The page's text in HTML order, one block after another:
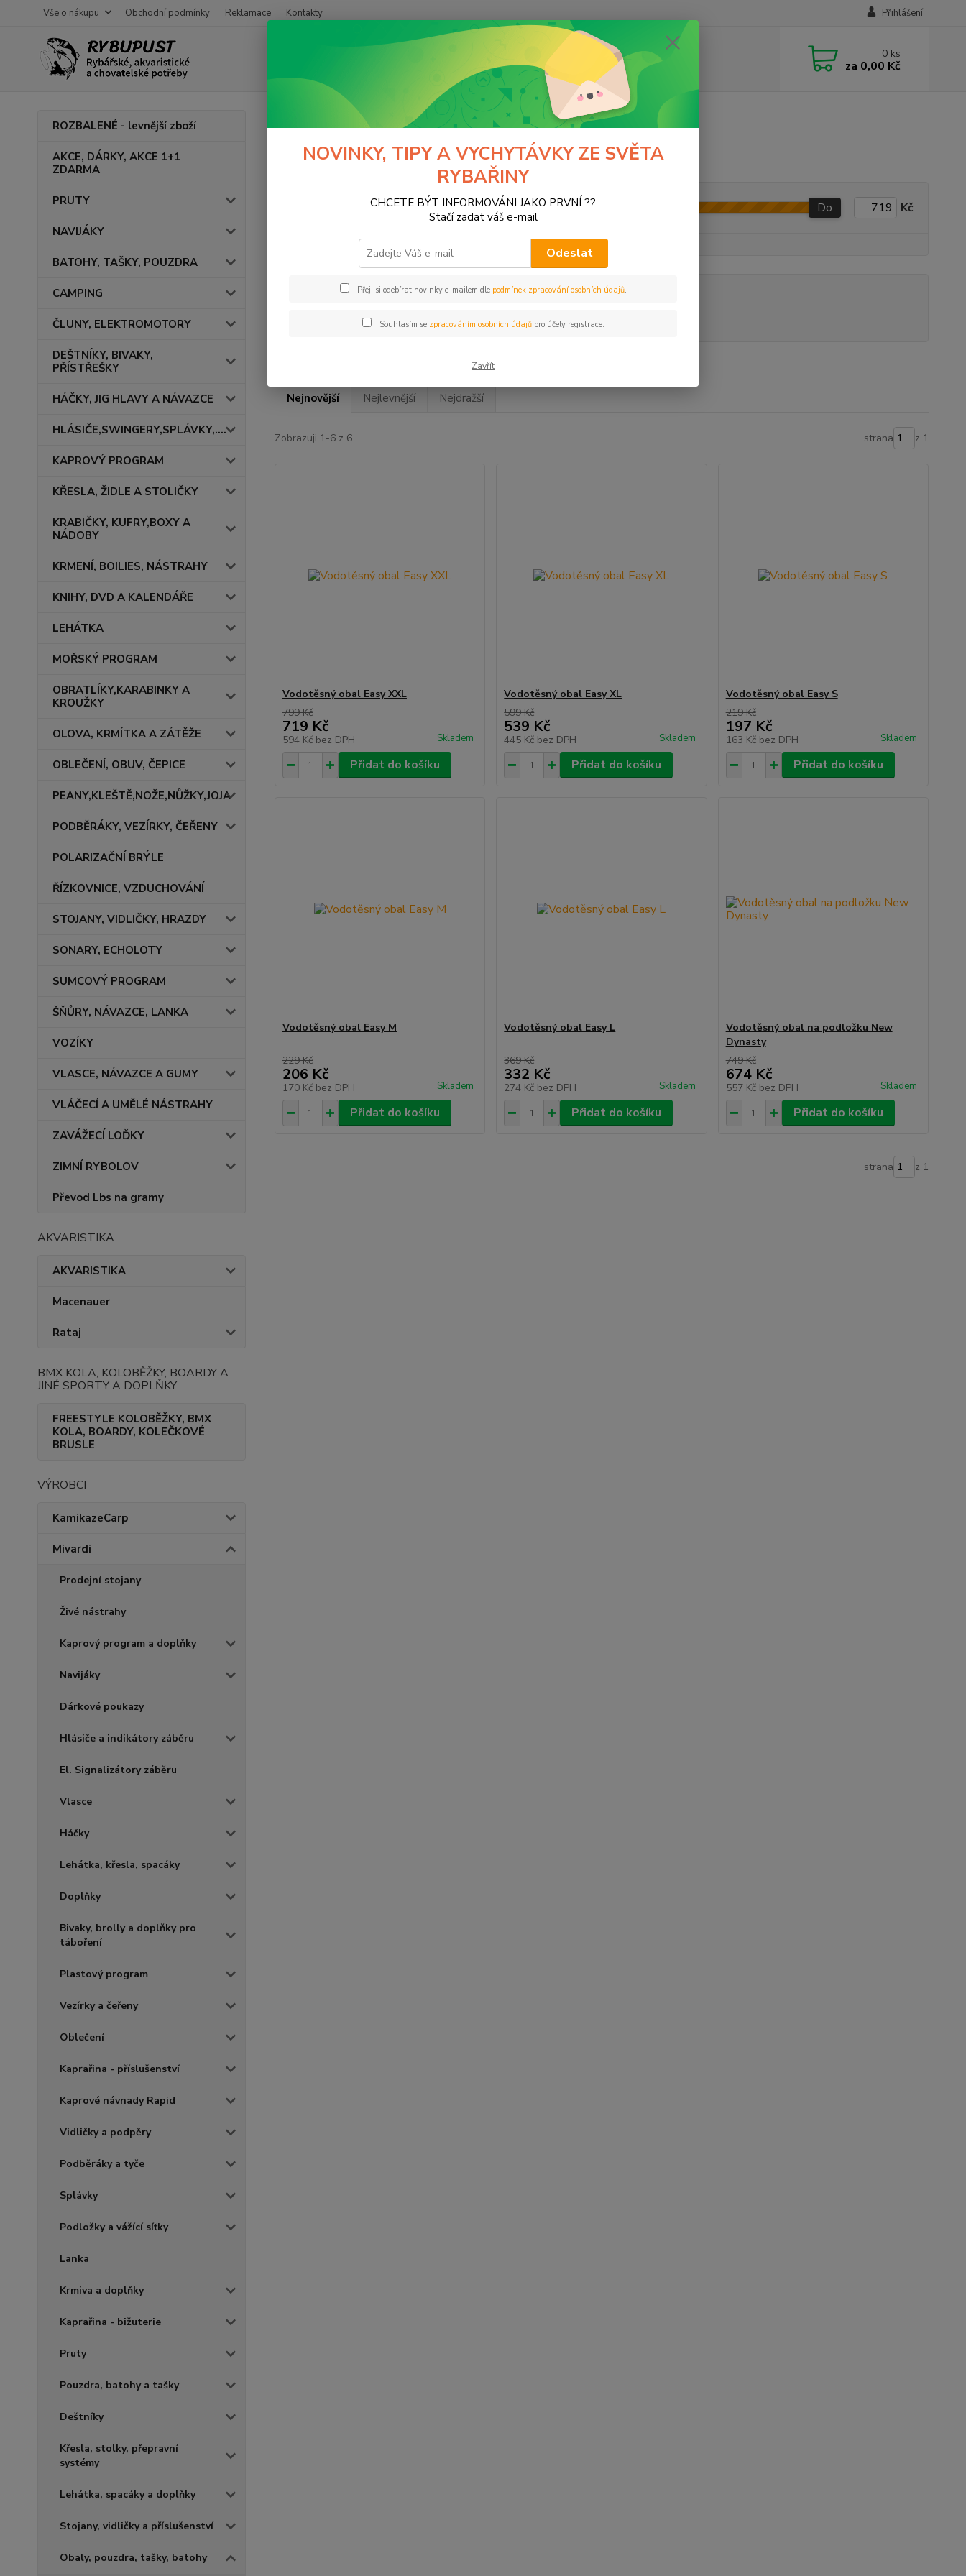
Vše o nákupu Obchodní podmínky Reklamace Kontakty Přihlášení
0 ks
za 0,00 Kč
ROZBALENÉ - levnější zboží
AKCE, DÁRKY, AKCE 1+1
ZDARMA
PRUTY
NAVIJÁKY
BATOHY, TAŠKY, POUZDRA
CAMPING
ČLUNY, ELEKTROMOTORY
DEŠTNÍKY, BIVAKY,
PŘÍSTŘEŠKY
HÁČKY, JIG HLAVY A NÁVAZCE
HLÁSIČE,SWINGERY,SPLÁVKY,....
KAPROVÝ PROGRAM
KŘESLA, ŽIDLE A STOLIČKY
KRABIČKY, KUFRY,BOXY A
NÁDOBY
KRMENÍ, BOILIES, NÁSTRAHY
KNIHY, DVD A KALENDÁŘE
LEHÁTKA
MOŘSKÝ PROGRAM
OBRATLÍKY,KARABINKY A
KROUŽKY
OLOVA, KRMÍTKA A ZÁTĚŽE
OBLEČENÍ, OBUV, ČEPICE
PEANY,KLEŠTĚ,NOŽE,NŮŽKY,JOJA
PODBĚRÁKY, VEZÍRKY, ČEŘENY
POLARIZAČNÍ BRÝLE
ŘÍZKOVNICE, VZDUCHOVÁNÍ
STOJANY, VIDLIČKY, HRAZDY
SONARY, ECHOLOTY
SUMCOVÝ PROGRAM
ŠŇŮRY, NÁVAZCE, LANKA
VOZÍKY
VLASCE, NÁVAZCE A GUMY
VLÁČECÍ A UMĚLÉ NÁSTRAHY
ZAVÁŽECÍ LOĎKY
ZIMNÍ RYBOLOV
Převod Lbs na gramy
AKVARISTIKA
AKVARISTIKA
Macenauer
Rataj
BMX KOLA, KOLOBĚŽKY, BOARDY A
JINÉ SPORTY A DOPLŇKY
FREESTYLE KOLOBĚŽKY, BMX
KOLA, BOARDY, KOLEČKOVÉ
BRUSLE
VÝROBCI
KamikazeCarp
Mivardi
Prodejní stojany
Živé nástrahy
Kaprový program a doplňky
Navijáky
Dárkové poukazy
Hlásiče a indikátory záběru
El. Signalizátory záběru
Vlasce
Háčky
Lehátka, křesla, spacáky
Doplňky
Bivaky, brolly a doplňky pro
táboření
Plastový program
Vezírky a čeřeny
Oblečení
Kaprařina - příslušenství
Kaprové návnady Rapid
Vidličky a podpěry
Podběráky a tyče
Splávky
Podložky a vážící síťky
Lanka
Krmiva a doplňky
Kaprařina - bižuterie
Pruty
Pouzdra, batohy a tašky
Deštníky
Křesla, stolky, přepravní
systémy
Lehátka, spacáky a doplňky
Stojany, vidličky a příslušenství
Obaly, pouzdra, tašky, batohy
Obaly, pouzdra, tašky, batohy Vodotěsné tašky a pouzdra
Vodotěsné tašky a pouzdra
Kč Od Do Kč
Nejnovější Nejlevnější Nejdražší
Zobrazuji 1-6 z 6 strana z 1
Vodotěsný obal Easy XXL
799 Kč
719 Kč
594 Kč bez DPH Skladem
Přidat do košíku
Vodotěsný obal Easy XL
599 Kč
539 Kč
445 Kč bez DPH Skladem
Přidat do košíku
Vodotěsný obal Easy S
219 Kč
197 Kč
163 Kč bez DPH Skladem
Přidat do košíku
Vodotěsný obal Easy M
229 Kč
206 Kč
170 Kč bez DPH Skladem
Přidat do košíku
Vodotěsný obal Easy L
369 Kč
332 Kč
274 Kč bez DPH Skladem
Přidat do košíku
Vodotěsný obal na podložku New
Dynasty
749 Kč
674 Kč
557 Kč bez DPH Skladem
Přidat do košíku
strana z 1
NOVINKY, TIPY A VYCHYTÁVKY ZE SVĚTA
RYBAŘINY
CHCETE BÝT INFORMOVÁNI JAKO PRVNÍ ??
Stačí zadat váš e-mail
Odeslat
Přeji si odebírat novinky e-mailem dle podmínek zpracování osobních údajů.
Souhlasím se zpracováním osobních údajůpro účely registrace.
Zavřít